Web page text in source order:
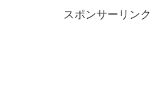
スポンサーリンク